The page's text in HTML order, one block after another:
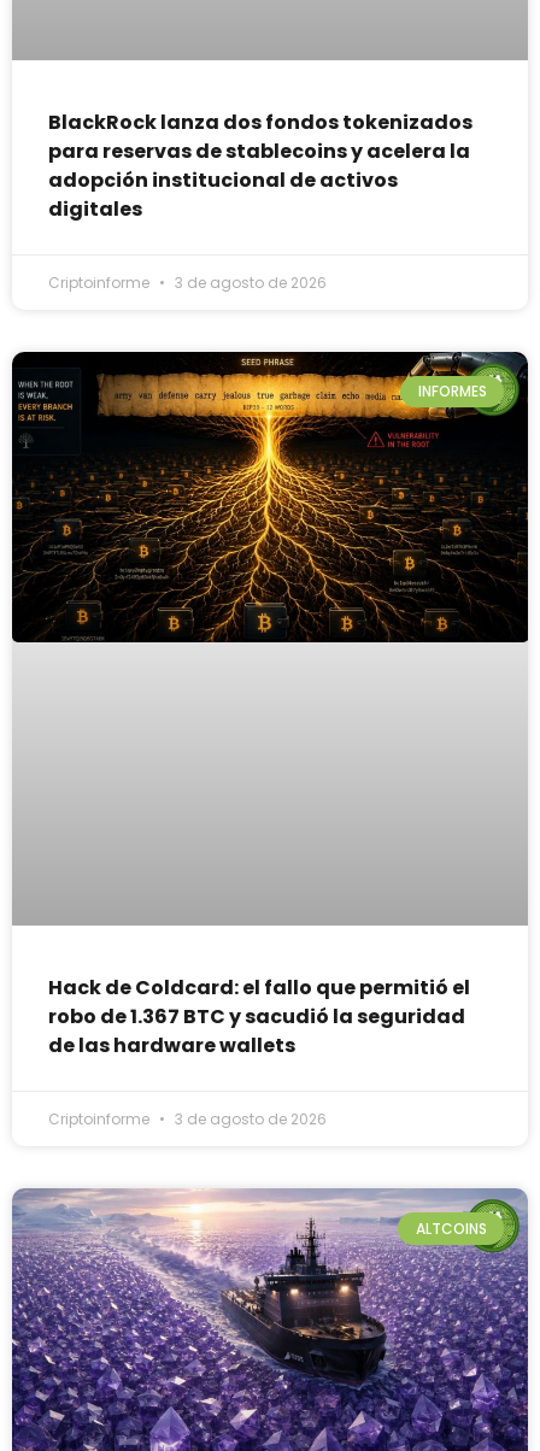
BlackRock lanza dos fondos tokenizados
para reservas de stablecoins y acelera la
adopción institucional de activos
digitales
Criptoinforme 3 de agosto de 2026
INFORMES
Hack de Coldcard: el fallo que permitió el
robo de 1.367 BTC y sacudió la seguridad
de las hardware wallets
Criptoinforme 3 de agosto de 2026
ALTCOINS